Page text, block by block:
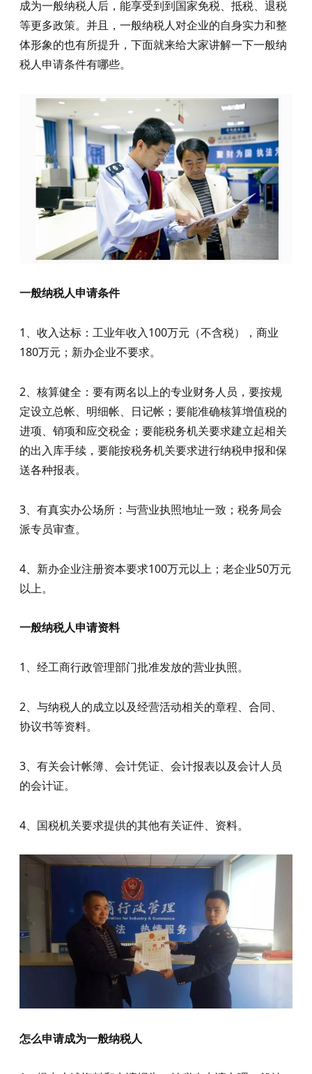
成为一般纳税人后，能享受到到国家免税、抵税、退税
等更多政策。并且，一般纳税人对企业的自身实力和整
体形象的也有所提升，下面就来给大家讲解一下一般纳
税人申请条件有哪些。
一般纳税人申请条件
1、收入达标：工业年收入100万元（不含税），商业
180万元；新办企业不要求。
2、核算健全：要有两名以上的专业财务人员，要按规
定设立总帐、明细帐、日记帐；要能准确核算增值税的
进项、销项和应交税金；要能税务机关要求建立起相关
的出入库手续，要能按税务机关要求进行纳税申报和保
送各种报表。
3、有真实办公场所：与营业执照地址一致；税务局会
派专员审查。
4、新办企业注册资本要求100万元以上；老企业50万元
以上。
一般纳税人申请资料
1、经工商行政管理部门批准发放的营业执照。
2、与纳税人的成立以及经营活动相关的章程、合同、
协议书等资料。
3、有关会计帐簿、会计凭证、会计报表以及会计人员
的会计证。
4、国税机关要求提供的其他有关证件、资料。
怎么申请成为一般纳税人